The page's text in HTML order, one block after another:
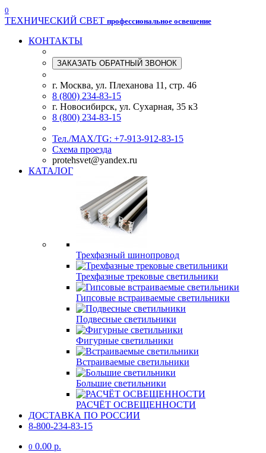
0
ТЕХНИЧЕСКИЙ СВЕТ профессиональное освещение
КОНТАКТЫ
ЗАКАЗАТЬ ОБРАТНЫЙ ЗВОНОК
г. Москва, ул. Плеханова 11, стр. 46
8 (800) 234-83-15
г. Новосибирск, ул. Сухарная, 35 к3
8 (800) 234-83-15
Тел./МАХ/TG: +7-913-912-83-15
Схема проезда
protehsvet@yandex.ru
КАТАЛОГ
Трехфазный шинопровод
Трехфазные трековые светильники
Гипсовые встраиваемые светильники
Подвесные светильники
Фигурные светильники
Встраиваемые светильники
Большие светильники
РАСЧЁТ ОСВЕЩЕННОСТИ
ДОСТАВКА ПО РОССИИ
8-800-234-83-15
0 0.00 р.